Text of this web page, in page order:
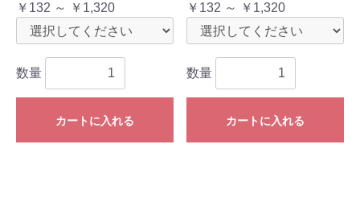
￥132 ～ ￥1,320
数量
カートに入れる
￥132 ～ ￥1,320
数量
カートに入れる